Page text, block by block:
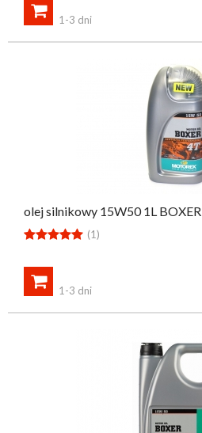

1-3 dni
olej silnikowy 15W50 1L
 (1)

1-3 dni